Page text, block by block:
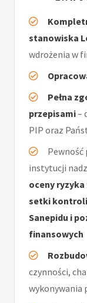
stanowiska
wdrożenia w
Pełna
przepisami–
PIP oraz
instytucji
oceny
setki kontroli
Sanepidu i
finansowych
czynności,
wykonywania